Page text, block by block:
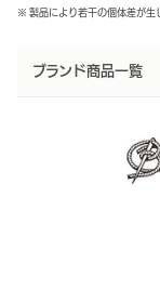
※ 製品により若干の個体差が生
ブランド商品一覧